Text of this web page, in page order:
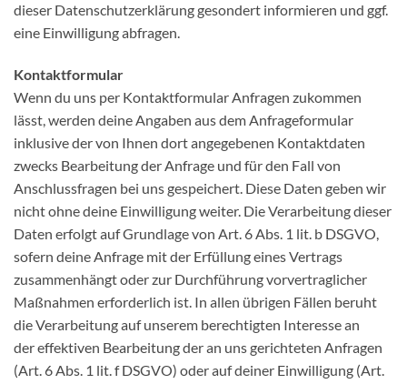
dieser Datenschutzerklärung gesondert informieren und ggf.
eine Einwilligung abfragen.
Kontaktformular
Wenn du uns per Kontaktformular Anfragen zukommen
lässt, werden deine Angaben aus dem Anfrageformular
inklusive der von Ihnen dort angegebenen Kontaktdaten
zwecks Bearbeitung der Anfrage und für den Fall von
Anschlussfragen bei uns gespeichert. Diese Daten geben wir
nicht ohne deine Einwilligung weiter. Die Verarbeitung dieser
Daten erfolgt auf Grundlage von Art. 6 Abs. 1 lit. b DSGVO,
sofern deine Anfrage mit der Erfüllung eines Vertrags
zusammenhängt oder zur Durchführung vorvertraglicher
Maßnahmen erforderlich ist. In allen übrigen Fällen beruht
die Verarbeitung auf unserem berechtigten Interesse an
der effektiven Bearbeitung der an uns gerichteten Anfragen
(Art. 6 Abs. 1 lit. f DSGVO) oder auf deiner Einwilligung (Art.